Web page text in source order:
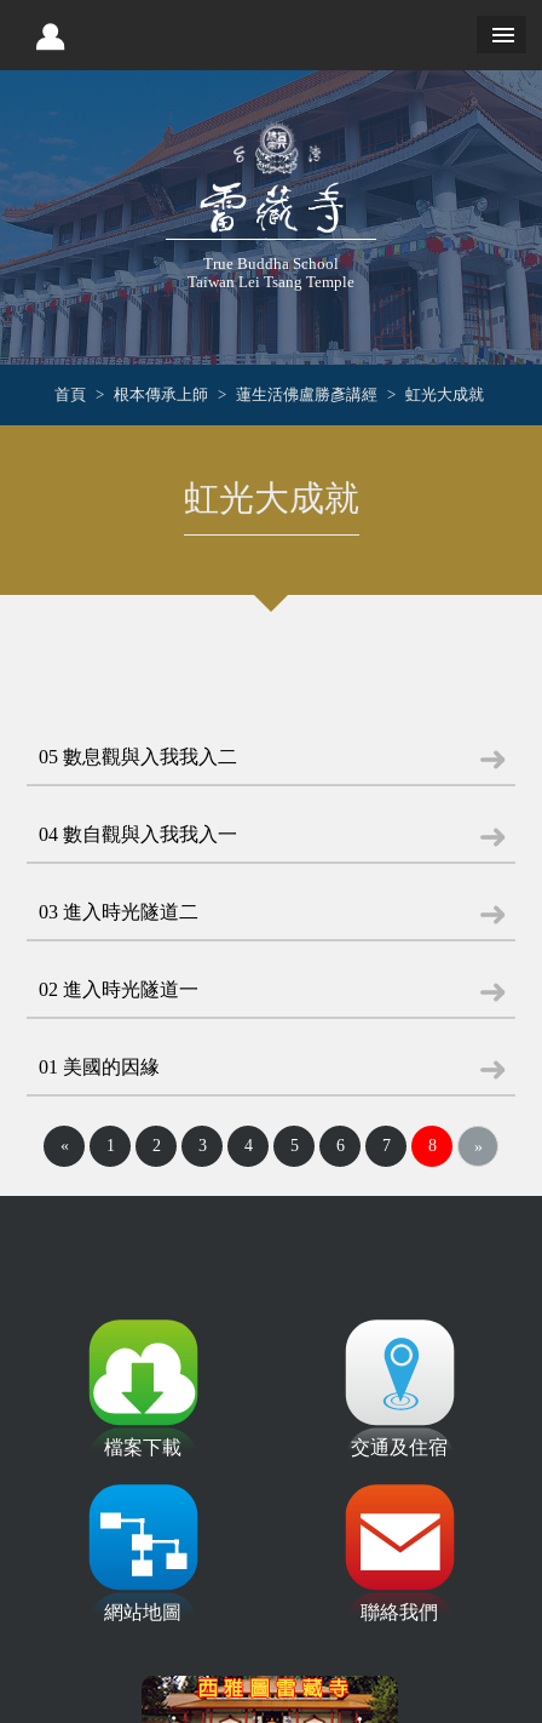
True Buddha School
Taiwan Lei Tsang Temple
首頁 根本傳承上師 蓮生活佛盧勝彥講經 虹光大成就
虹光大成就
05 數息觀與入我我入二
04 數自觀與入我我入一
03 進入時光隧道二
02 進入時光隧道一
01 美國的因緣
« 1 2 3 4 5 6 7 8 »
檔案下載 交通及住宿
網站地圖 聯絡我們